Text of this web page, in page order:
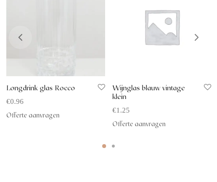
Longdrink glas Rocco
€0.96
Offerte aanvragen
Wijnglas blauw vintage
klein
€1.25
Offerte aanvragen